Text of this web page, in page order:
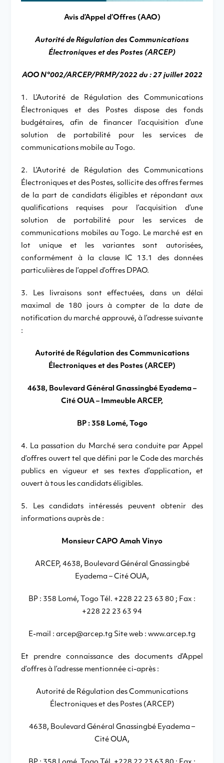
Avis d’Appel d’Offres (AAO)
Autorité de Régulation des Communications
Électroniques et des Postes (ARCEP)
AOO N°002/ARCEP/PRMP/2022 du : 27 juillet 2022
1. L’Autorité de Régulation des Communications
Électroniques et des Postes dispose des fonds
budgétaires, afin de financer l’acquisition d’une
solution de portabilité pour les services de
communications mobile au Togo.
2. L’Autorité de Régulation des Communications
Électroniques et des Postes, sollicite des offres fermes
de la part de candidats éligibles et répondant aux
qualifications requises pour l’acquisition d’une
solution de portabilité pour les services de
communications mobiles au Togo. Le marché est en
lot unique et les variantes sont autorisées,
conformément à la clause IC 13.1 des données
particulières de l’appel d’offres DPAO.
3. Les livraisons sont effectuées, dans un délai
maximal de 180 jours à compter de la date de
notification du marché approuvé, à l’adresse suivante
:
Autorité de Régulation des Communications
Électroniques et des Postes (ARCEP)
4638, Boulevard Général Gnassingbé Eyadema –
Cité OUA – Immeuble ARCEP,
BP : 358 Lomé, Togo
4. La passation du Marché sera conduite par Appel
d’offres ouvert tel que défini par le Code des marchés
publics en vigueur et ses textes d’application, et
ouvert à tous les candidats éligibles.
5. Les candidats intéressés peuvent obtenir des
informations auprès de :
Monsieur CAPO Amah Vinyo
ARCEP, 4638, Boulevard Général Gnassingbé
Eyadema – Cité OUA,
BP : 358 Lomé, Togo Tél. +228 22 23 63 80 ; Fax :
+228 22 23 63 94
E-mail : arcep@arcep.tg Site web : www.arcep.tg
Et prendre connaissance des documents d’Appel
d’offres à l’adresse mentionnée ci-après :
Autorité de Régulation des Communications
Électroniques et des Postes (ARCEP)
4638, Boulevard Général Gnassingbé Eyadema –
Cité OUA,